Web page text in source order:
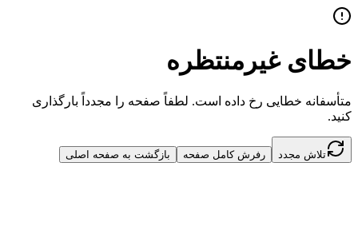
خطای غیرمنتظره
متأسفانه خطایی رخ داده است. لطفاً صفحه را مجدداً بارگذاری
کنید.
تلاش مجدد رفرش کامل صفحه بازگشت به صفحه اصلی